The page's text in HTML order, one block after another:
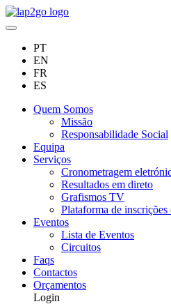
PT
EN
FR
ES
Quem Somos
Missão
Responsabilidade Social
Equipa
Serviços
Cronometragem
Resultados em direto
Grafismos TV
Plataforma de inscrições
Eventos
Lista de Eventos
Circuitos
Faqs
Contactos
Orçamentos
Login